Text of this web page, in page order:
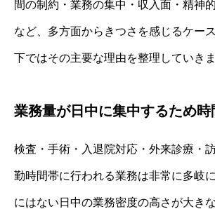
間の制約・業務の集中・収入面・精神
など、多方面からきつさを感じるケー
下ではその主要な理由を整理していきま
業務量が日中に集中するため時
検査・手術・入退院対応・外来診療・
勤時間帯に行われる業務は非常に多岐
にはない日中の業務密度の高さが大き